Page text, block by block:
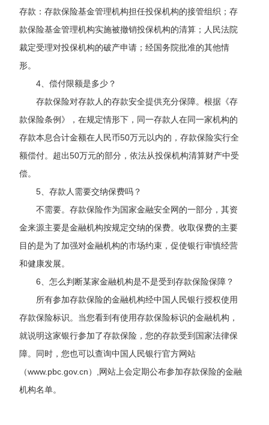
存款：存款保险基金管理机构担任投保机构的接管组织；存
款保险基金管理机构实施被撤销投保机构的清算；人民法院
裁定受理对投保机构的破产申请；经国务院批准的其他情
形。
4、偿付限额是多少？
存款保险对存款人的存款安全提供充分保障。根据《存
款保险条例》，在规定情形下， 同一存款人在同一家机构的
存款本息合计金额在人民币50万元以内的，存款保险实行全
额偿付。超出50万元的部分，依法从投保机构清算财产中受
偿。
5、存款人需要交纳保费吗？
不需要。存款保险作为国家金融安全网的一部分，其资
金来源主要是金融机构按规定交纳的保费。收取保费的主要
目的是为了加强对金融机构的市场约束，促使银行审慎经营
和健康发展。
6 、怎么判断某家金融机构是不是受到存款保险保障？
所有参加存款保险的金融机构经中国人民银行授权使用
存款保险标识。当您看到有使用存款保险标识的金融机构，
就说明这家银行参加了存款保险，您的存款受到国家法律保
障。同时，您也可以查询中国人民银行官方网站
（www.pbc.gov.cn）,网站上会定期公布参加存款保险的金融
机构名单。